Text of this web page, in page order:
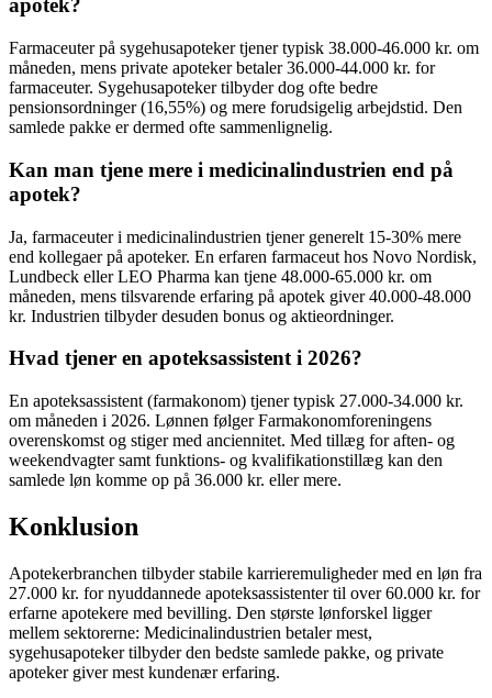
apotek?
Farmaceuter på sygehusapoteker tjener typisk 38.000-46.000 kr. om
måneden, mens private apoteker betaler 36.000-44.000 kr. for
farmaceuter. Sygehusapoteker tilbyder dog ofte bedre
pensionsordninger (16,55%) og mere forudsigelig arbejdstid. Den
samlede pakke er dermed ofte sammenlignelig.
Kan man tjene mere i medicinalindustrien end på
apotek?
Ja, farmaceuter i medicinalindustrien tjener generelt 15-30% mere
end kollegaer på apoteker. En erfaren farmaceut hos Novo Nordisk,
Lundbeck eller LEO Pharma kan tjene 48.000-65.000 kr. om
måneden, mens tilsvarende erfaring på apotek giver 40.000-48.000
kr. Industrien tilbyder desuden bonus og aktieordninger.
Hvad tjener en apoteksassistent i 2026?
En apoteksassistent (farmakonom) tjener typisk 27.000-34.000 kr.
om måneden i 2026. Lønnen følger Farmakonomforeningens
overenskomst og stiger med anciennitet. Med tillæg for aften- og
weekendvagter samt funktions- og kvalifikationstillæg kan den
samlede løn komme op på 36.000 kr. eller mere.
Konklusion
Apotekerbranchen tilbyder stabile karrieremuligheder med en løn fra
27.000 kr. for nyuddannede apoteksassistenter til over 60.000 kr. for
erfarne apotekere med bevilling. Den største lønforskel ligger
mellem sektorerne: Medicinalindustrien betaler mest,
sygehusapoteker tilbyder den bedste samlede pakke, og private
apoteker giver mest kundenær erfaring.